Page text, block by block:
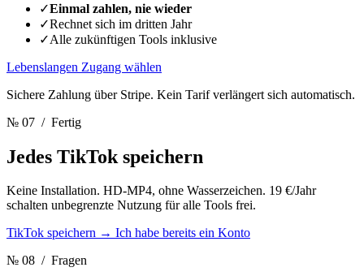
✓Einmal zahlen, nie wieder
✓Rechnet sich im dritten Jahr
✓Alle zukünftigen Tools inklusive
Lebenslangen Zugang wählen
Sichere Zahlung über Stripe. Kein Tarif verlängert sich automatisch.
№ 07 / Fertig
Jedes TikTok speichern
Keine Installation. HD-MP4, ohne Wasserzeichen. 19 €/Jahr
schalten unbegrenzte Nutzung für alle Tools frei.
TikTok speichern → Ich habe bereits ein Konto
№ 08 / Fragen